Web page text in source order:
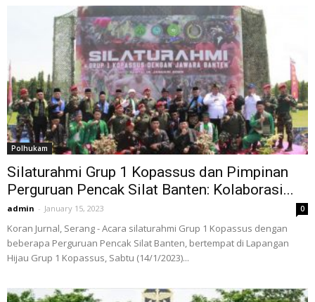
Polhukam
Silaturahmi Grup 1 Kopassus dan Pimpinan
Perguruan Pencak Silat Banten: Kolaborasi...
admin - January 15, 2023 0
Koran Jurnal, Serang - Acara silaturahmi Grup 1 Kopassus dengan
beberapa Perguruan Pencak Silat Banten, bertempat di Lapangan
Hijau Grup 1 Kopassus, Sabtu (14/1/2023)...